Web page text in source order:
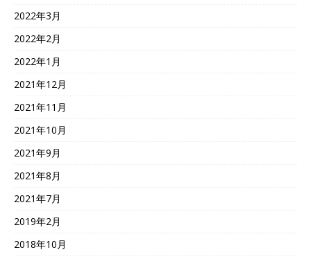
2022年3月
2022年2月
2022年1月
2021年12月
2021年11月
2021年10月
2021年9月
2021年8月
2021年7月
2019年2月
2018年10月